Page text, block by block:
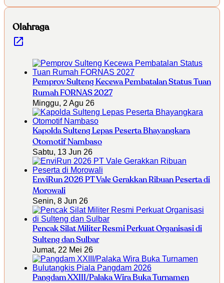
Olahraga
Pemprov Sulteng Kecewa Pembatalan Status Tuan
Rumah FORNAS 2027
Minggu, 2 Agu 26
Kapolda Sulteng Lepas Peserta Bhayangkara
Otomotif Nambaso
Sabtu, 13 Jun 26
EnviRun 2026 PT Vale Gerakkan Ribuan Peserta di
Morowali
Senin, 8 Jun 26
Pencak Silat Militer Resmi Perkuat Organisasi di
Sulteng dan Sulbar
Jumat, 22 Mei 26
Pangdam XXIII/Palaka Wira Buka Turnamen